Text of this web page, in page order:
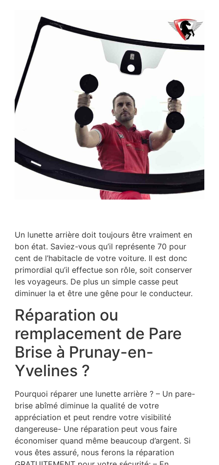
Un lunette arrière doit toujours être vraiment en
bon état. Saviez-vous qu’il représente 70 pour
cent de l’habitacle de votre voiture. Il est donc
primordial qu’il effectue son rôle, soit conserver
les voyageurs. De plus un simple casse peut
diminuer la et être une gêne pour le conducteur.
Réparation ou
remplacement de Pare
Brise à Prunay-en-
Yvelines ?
Pourquoi réparer une lunette arrière ? – Un pare-
brise abîmé diminue la qualité de votre
appréciation et peut rendre votre visibilité
dangereuse- Une réparation peut vous faire
économiser quand même beaucoup d’argent. Si
vous êtes assuré, nous ferons la réparation